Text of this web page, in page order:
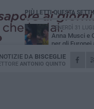
NOTIZIE DA BISCEGLIE
ANTONIO QUINTO
PIÙ LETTI QUESTA
VENERDÌ 31
Anna Musci e
per gli
LUNEDÌ 3 AGOSTO
Simone